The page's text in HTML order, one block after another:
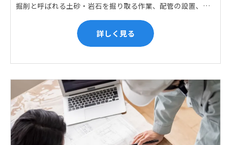
掘削と呼ばれる土砂・岩石を掘り取る作業、配管の設置、埋戻しの順に手作業と機械作業の併用をして行います。また、作業に使用する管材料の運搬作業も、機械と手作業にて行っています。
詳しく見る